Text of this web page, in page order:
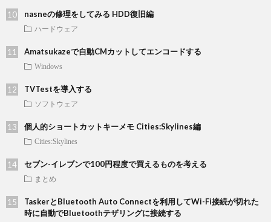
nasneの修理をしてみる HDD復旧編
ハードウェア
Amatsukazeで自動CMカットしてエンコードする
Windows
TVTestを導入する
ソフトウェア
個人的ショートカットキーメモ Cities:Skylines編
Cities:Skylines
セブン-イレブンで100円程度で買えるものを考える
まとめ
TaskerとBluetooth Auto Connectを利用してWi-Fi接続が切れた
時に自動でBluetoothテザリングに接続する